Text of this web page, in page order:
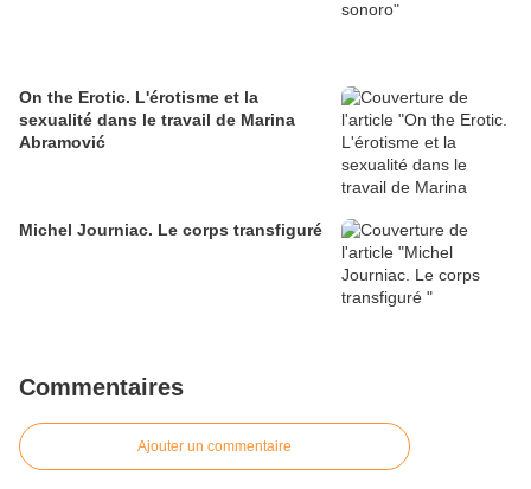
On the Erotic. L'érotisme et la
sexualité dans le travail de Marina
Abramović
Michel Journiac. Le corps transfiguré
Commentaires
Ajouter un commentaire